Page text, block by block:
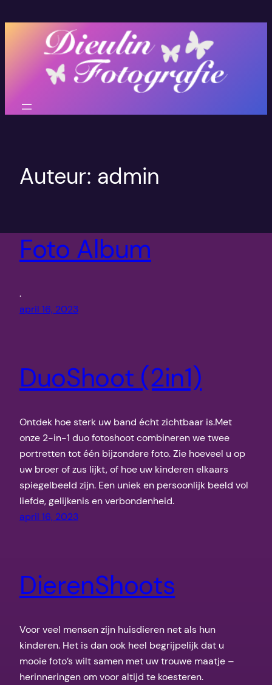
Auteur: admin
Foto Album
.
april 16, 2023
DuoShoot (2in1)
Ontdek hoe sterk uw band écht zichtbaar is.Met
onze 2-in-1 duo fotoshoot combineren we twee
portretten tot één bijzondere foto. Zie hoeveel u op
uw broer of zus lijkt, of hoe uw kinderen elkaars
spiegelbeeld zijn. Een uniek en persoonlijk beeld vol
liefde, gelijkenis en verbondenheid.
april 16, 2023
DierenShoots
Voor veel mensen zijn huisdieren net als hun
kinderen. Het is dan ook heel begrijpelijk dat u
mooie foto’s wilt samen met uw trouwe maatje –
herinneringen om voor altijd te koesteren.